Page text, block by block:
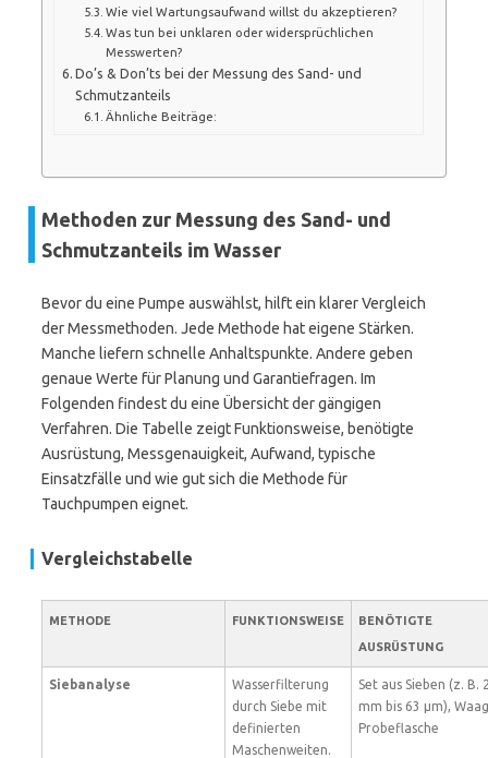
Wie viel Wartungsaufwand willst du akzeptieren?
Was tun bei unklaren oder widersprüchlichen
Messwerten?
Do’s & Don’ts bei der Messung des Sand- und
Schmutzanteils
Ähnliche Beiträge:
Methoden zur Messung des Sand- und
Schmutzanteils im Wasser
Bevor du eine Pumpe auswählst, hilft ein klarer Vergleich
der Messmethoden. Jede Methode hat eigene Stärken.
Manche liefern schnelle Anhaltspunkte. Andere geben
genaue Werte für Planung und Garantiefragen. Im
Folgenden findest du eine Übersicht der gängigen
Verfahren. Die Tabelle zeigt Funktionsweise, benötigte
Ausrüstung, Messgenauigkeit, Aufwand, typische
Einsatzfälle und wie gut sich die Methode für
Tauchpumpen eignet.
Vergleichstabelle
METHODE FUNKTIONSWEISE
BENÖTIGTE
AUSRÜSTUNG
Siebanalyse
Wasserfilterung
durch Siebe mit
definierten
Maschenweiten.
Set aus Sieben (z. B.
mm bis 63 µm),
Probeflasche